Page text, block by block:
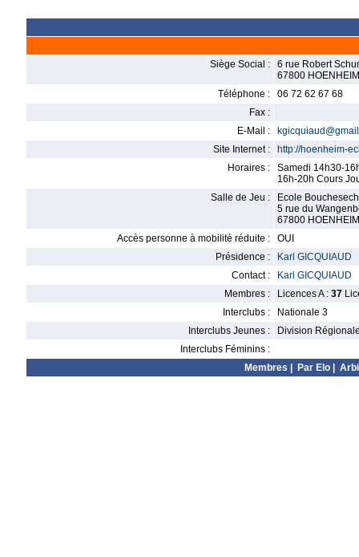
Siège Social :
6 rue Robert
67800 HOENHEIM
Téléphone :
06 72 62 67 68
Fax :
E-Mail :
Site Internet :
http://hoenheim-
Horaires :
Samedi 14h30-
16h-20h Cours
Salle de Jeu :
Ecole
5 rue du
67800 HOENHEIM
Accès personne à mobilité réduite :
OUI
Présidence :
Karl GICQUIAUD
Contact :
Karl GICQUIAUD
Membres :
Licences A : 37
Interclubs :
Nationale 3
Interclubs Jeunes :
Division
Interclubs Féminins :
Membres
Par Elo